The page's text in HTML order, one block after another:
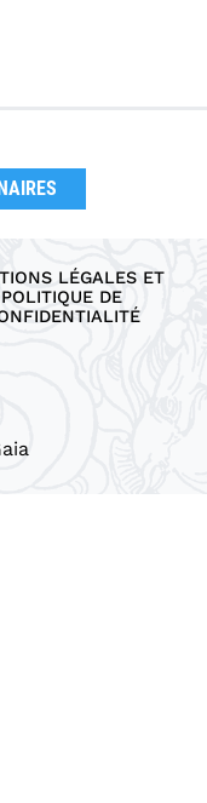
LÉGALES ET
POLITIQUE DE